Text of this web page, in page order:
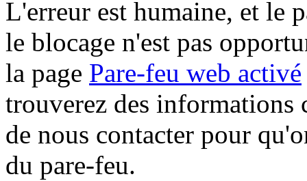
L'erreur est humaine, et le
le blocage n'est pas
la page Pare-feu web activé
trouverez des informations
de nous contacter pour
du pare-feu.